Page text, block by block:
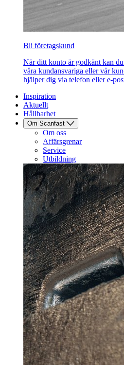
Bli företagskund
När ditt konto är godkänt kan
våra kundansvariga eller vår
hjälper dig via telefon eller e-
Inspiration
Aktuellt
Hållbarhet
Om Scanfast
Om oss
Affärsgrenar
Service
Utbildning